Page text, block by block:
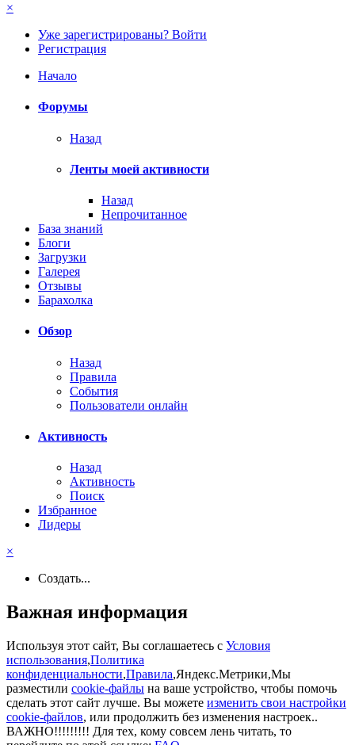
×
Уже зарегистрированы? Войти
Регистрация
Начало
Форумы
Назад
Ленты моей активности
Назад
Непрочитанное
База знаний
Блоги
Загрузки
Галерея
Отзывы
Барахолка
Обзор
Назад
Правила
События
Пользователи онлайн
Активность
Назад
Активность
Поиск
Избранное
Лидеры
×
Создать...
Важная информация
Используя этот сайт, Вы соглашаетесь с Условия
использования,Политика
конфиденциальности,Правила,Яндекс.Метрики,Мы
разместили cookie-файлы на ваше устройство, чтобы помочь
сделать этот сайт лучше. Вы можете изменить свои настройки
cookie-файлов, или продолжить без изменения настроек..
ВАЖНО!!!!!!!!! Для тех, кому совсем лень читать, то